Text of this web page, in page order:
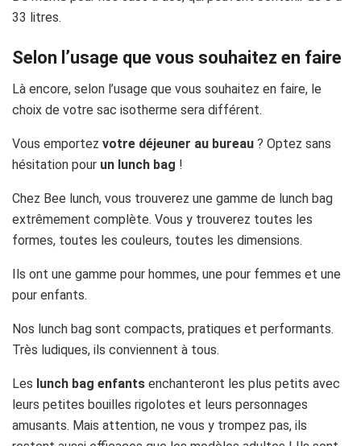
33 litres.
Selon l’usage que vous souhaitez en faire
Là encore, selon l’usage que vous souhaitez en faire, le
choix de votre sac isotherme sera différent.
Vous emportez votre déjeuner au bureau ? Optez sans
hésitation pour un lunch bag !
Chez Bee lunch, vous trouverez une gamme de lunch bag
extrêmement complète. Vous y trouverez toutes les
formes, toutes les couleurs, toutes les dimensions.
Ils ont une gamme pour hommes, une pour femmes et une
pour enfants.
Nos lunch bag sont compacts, pratiques et performants.
Très ludiques, ils conviennent à tous.
Les lunch bag enfants enchanteront les plus petits avec
leurs petites bouilles rigolotes et leurs personnages
amusants. Mais attention, ne vous y trompez pas, ils